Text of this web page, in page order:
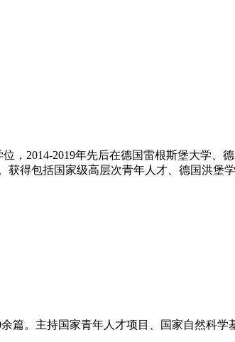
，2014-2019年先后在德国雷根斯堡大学、
获得包括国家级高层次青年人才、德国洪堡
篇。主持国家青年人才项目、国家自然科